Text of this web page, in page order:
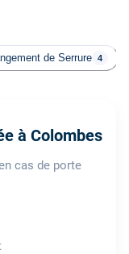
de Serrure 4
à Colombes
cas de porte